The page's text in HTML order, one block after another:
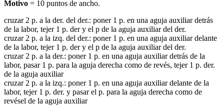
Motivo = 10 puntos de ancho.
cruzar 2 p. a la der. del der.: poner 1 p. en una aguja auxiliar detrás
de la labor, tejer 1 p. der y el p de la aguja auxiliar del der.
cruzar 2 p. a la izq. del der.: poner 1 p. en una aguja auxiliar delante
de la labor, tejer 1 p. der y el p de la aguja auxiliar del der.
cruzar 2 p. a la der.: poner 1 p. en una aguja auxiliar detrás de la
labor, pasar 1 p. para la aguja derecha como de revés, tejer 1 p. der.
de la aguja auxiliar
cruzar 2 p. a la izq.: poner 1 p. en una aguja auxiliar delante de la
labor, tejer 1 p. der. y pasar el p. para la aguja derecha como de
revésel de la aguja auxiliar